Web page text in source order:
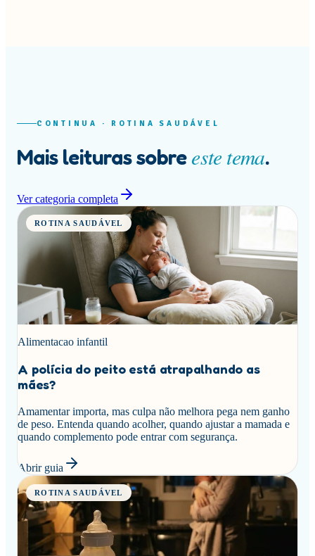
CONTINUA · ROTINA SAUDÁVEL
Mais leituras sobreeste tema.
Ver categoria completa
ROTINA SAUDÁVEL
Alimentacao infantil
A polícia do peito está atrapalhando as
mães?
Amamentar importa, mas culpa não melhora pega nem ganho
de peso. Entenda quando acolher, quando ajustar a mamada e
quando complemento pode entrar com segurança.
Abrir guia
ROTINA SAUDÁVEL